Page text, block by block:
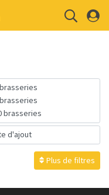
Plus de filtres